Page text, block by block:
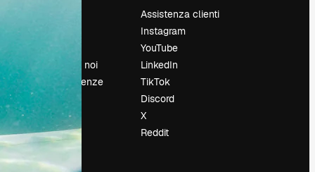
Recensioni
Lavora con noi
Cerca tendenze
Blog
Eventi
Slidesgo
Vendi i tuoi
contenuti
Assistenza clienti
Instagram
YouTube
LinkedIn
TikTok
Discord
X
Reddit